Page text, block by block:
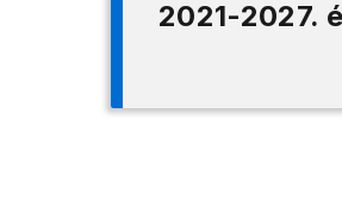
2021-2027.